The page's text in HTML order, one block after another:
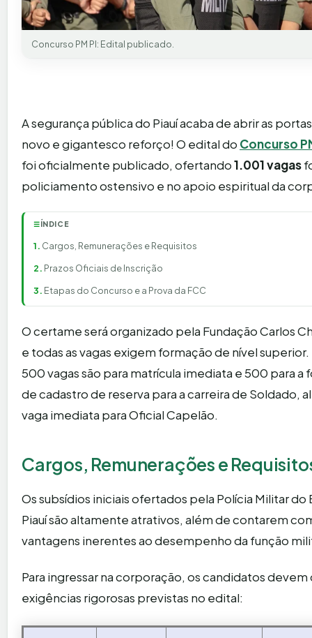
Concurso PM PI: Edital publicado.
A segurança pública do Piauí acaba de abrir as
novo e gigantesco reforço! O edital do Concurso
foi oficialmente publicado, ofertando1.001 vagas
policiamento ostensivo e no apoio espiritual da
☰ÍNDICE
Cargos, Remunerações e Requisitos
Prazos Oficiais de Inscrição
Etapas do Concurso e a Prova da FCC
O certame será organizado pela Fundação Carlos
e todas as vagas exigem formação de nível
500 vagas são para matrícula imediata e 500 para a
de cadastro de reserva para a carreira de Soldado,
vaga imediata para Oficial Capelão.
Cargos, Remunerações e
Os subsídios iniciais ofertados pela Polícia Militar do
Piauí são altamente atrativos, além de contarem
vantagens inerentes ao desempenho da função
Para ingressar na corporação, os candidatos
exigências rigorosas previstas no edital: